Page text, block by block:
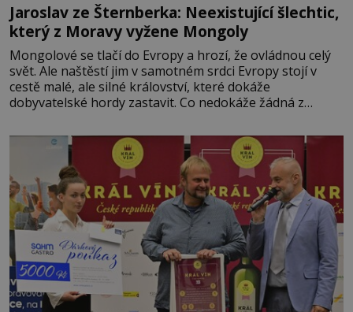
Jaroslav ze Šternberka: Neexistující šlechtic,
který z Moravy vyžene Mongoly
Mongolové se tlačí do Evropy a hrozí, že ovládnou celý
svět. Ale naštěstí jim v samotném srdci Evropy stojí v
cestě malé, ale silné království, které dokáže
dobyvatelské hordy zastavit. Co nedokáže žádná z
král. Nebo že by ne? Mongolové od roku 1223 postupují
podél Kaspického a Azovského moře,